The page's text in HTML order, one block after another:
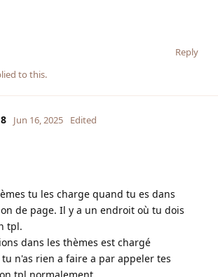
Reply
to this.
Jun 16, 2025 Edited
tu les charge quand tu es dans
de page. Il y a un endroit où tu dois
tpl.
dans les thèmes est chargé
n'as rien a faire a par appeler tes
tpl normalement.